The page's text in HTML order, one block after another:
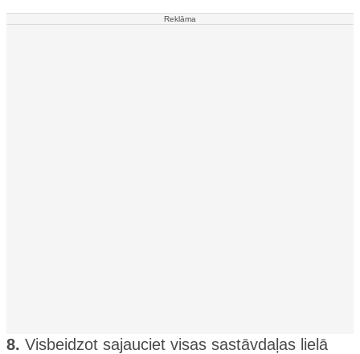
Reklāma
8. Visbeidzot sajauciet visas sastāvdaļas lielā